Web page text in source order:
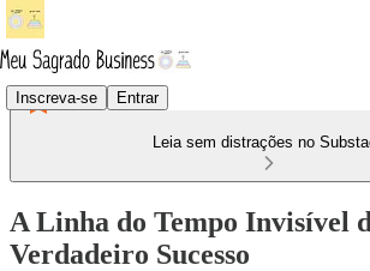
Inscreva-se Entrar
Leia sem distrações no
A Linha do Tempo Invisível
Verdadeiro Sucesso